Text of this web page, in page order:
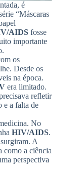
é
“Máscaras
AIDS fosse
importante
os
Desde os
na época.
era limitado.
refletir
e a falta de
No
HIV/AIDS.
A
como a ciência
perspectiva